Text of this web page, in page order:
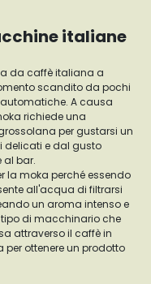
italiane
da caffè italiana a
scandito da pochi
A causa
richiede una
per gustarsi un
delicati e dal gusto
al bar.
la moka perché essendo
all'acqua di filtrarsi
un aroma intenso e
di macchinario che
attraverso il caffè in
per ottenere un prodotto